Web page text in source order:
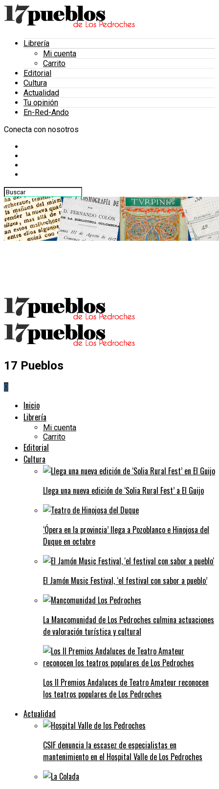
Librería
Mi cuenta
Carrito
Editorial
Cultura
Actualidad
Tu opinión
En-Red-Ando
Conecta con nosotros
17 Pueblos
0
Inicio
Librería
Mi cuenta
Carrito
Editorial
Cultura
Llega una nueva edición de ‘Solia Rural Fest’ a El Guijo
‘Ópera en la provincia’ llega a Pozoblanco e Hinojosa del
Duque en octubre
El Jamón Music Festival, ‘el festival con sabor a pueblo’
La Mancomunidad de Los Pedroches culmina actuaciones
de valoración turística y cultural
Los II Premios Andaluces de Teatro Amateur reconocen
los teatros populares de Los Pedroches
Actualidad
CSIF denuncia la escasez de especialistas en
mantenimiento en el Hospital Valle de Los Pedroches